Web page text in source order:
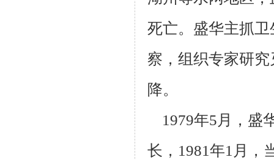
死亡。盛华主抓
察，组织专家研
降。
1979年5月，盛
长，1981年1月，